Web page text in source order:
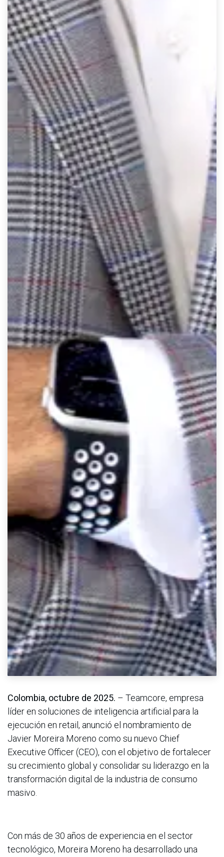
Colombia, octubre de 2025. – Teamcore, empresa
líder en soluciones de inteligencia artificial para la
ejecución en retail, anunció el nombramiento de
Javier Moreira Moreno como su nuevo Chief
Executive Officer (CEO), con el objetivo de fortalecer
su crecimiento global y consolidar su liderazgo en la
transformación digital de la industria de consumo
masivo.
Con más de 30 años de experiencia en el sector
tecnológico, Moreira Moreno ha desarrollado una